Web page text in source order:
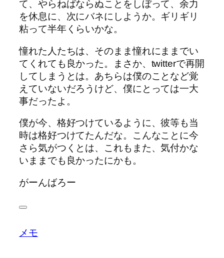
て、やらねばならぬことをしぼって、余力
を休息に、次にバネにしようか。ギリギリ
粘って半年くらいかな。
憧れた人たちは、そのまま憧れにままでい
てくれても良かった。まさか、twitterで再開
してしまうとは。あちらは僕のことなど覚
えていないだろうけど、僕にとっては一大
事だったよ。
僕が今、格好つけているように、彼等も当
時は格好つけてたんだな。こんなことに今
さら気がつくとは、これもまた、気付かな
いままでも良かったにかも。
がーんばろー
メモ